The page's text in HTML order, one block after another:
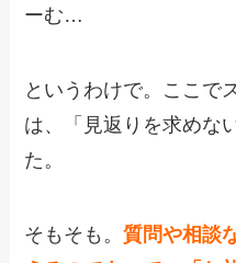
ーむ…
というわけで。ここで
は、「見返りを求めな
た。
そもそも。質問や相談